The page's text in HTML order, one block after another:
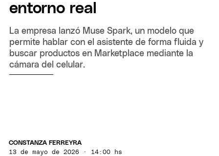
entorno real
La empresa lanzó Muse Spark, un modelo que
permite hablar con el asistente de forma fluida y
buscar productos en Marketplace mediante la
cámara del celular.
CONSTANZA FERREYRA
13 de mayo de 2026 · 14:00 hs